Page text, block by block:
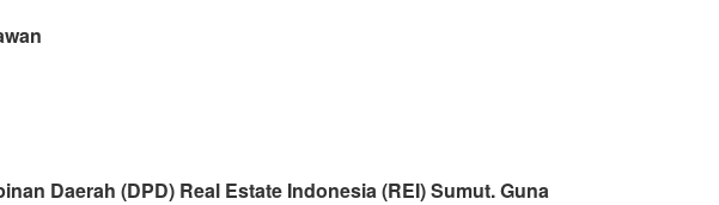
Daerah (DPD) Real Estate Indonesia (REI) Sumut. Guna